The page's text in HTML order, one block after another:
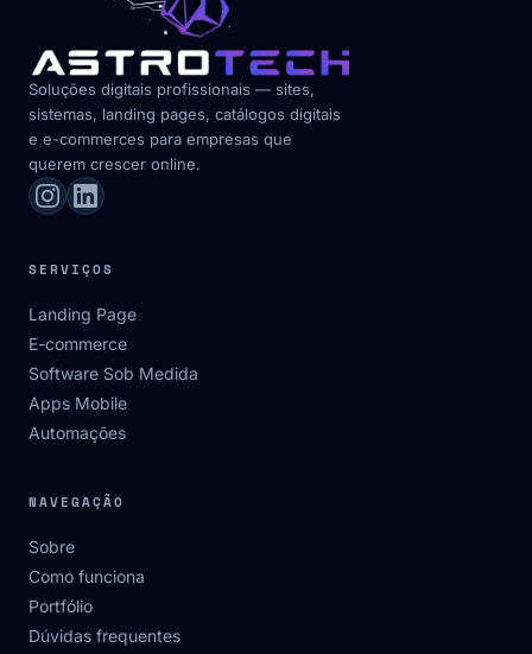
Soluções digitais profissionais — sites,
sistemas, landing pages, catálogos digitais
e e-commerces para empresas que
querem crescer online.
SERVIÇOS
Landing Page
E-commerce
Software Sob Medida
Apps Mobile
Automações
NAVEGAÇÃO
Sobre
Como funciona
Portfólio
Dúvidas frequentes